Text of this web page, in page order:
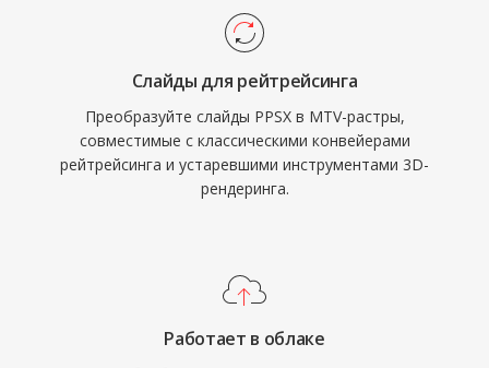
Слайды для рейтрейсинга
Преобразуйте слайды PPSX в MTV-растры,
совместимые с классическими конвейерами
рейтрейсинга и устаревшими инструментами 3D-
рендеринга.
Работает в облаке